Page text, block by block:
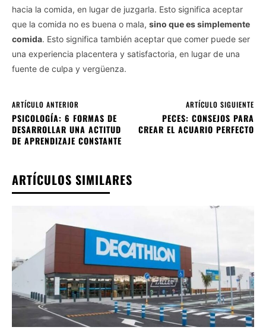
hacia la comida, en lugar de juzgarla. Esto significa aceptar
que la comida no es buena o mala, sino que es simplemente
comida. Esto significa también aceptar que comer puede ser
una experiencia placentera y satisfactoria, en lugar de una
fuente de culpa y vergüenza.
ARTÍCULO ANTERIOR
PSICOLOGÍA: 6 FORMAS DE
DESARROLLAR UNA ACTITUD
DE APRENDIZAJE CONSTANTE
ARTÍCULO SIGUIENTE
PECES: CONSEJOS PARA
CREAR EL ACUARIO PERFECTO
ARTÍCULOS SIMILARES